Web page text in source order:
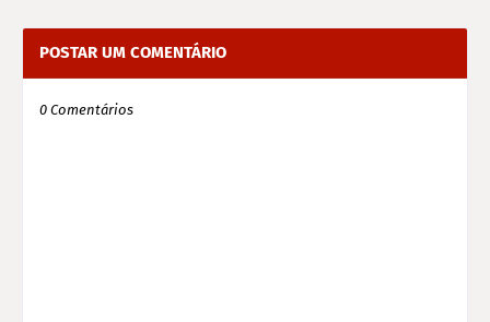
POSTAR UM COMENTÁRIO
0 Comentários